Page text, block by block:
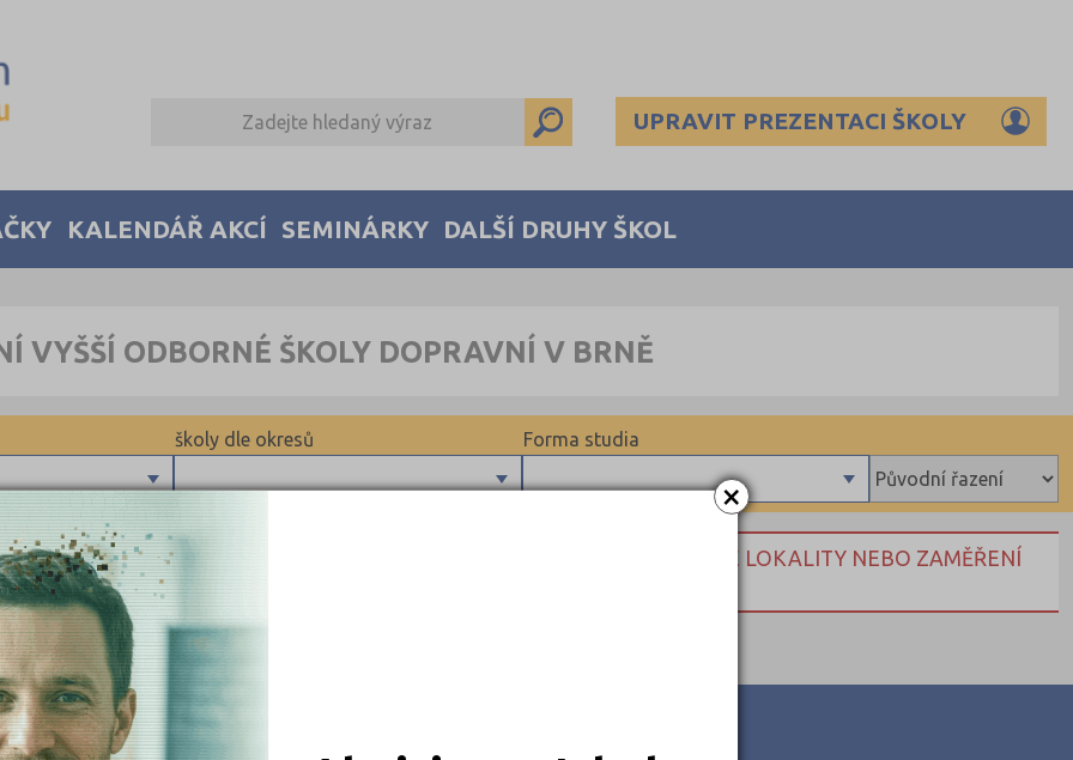
×
UPRAVIT PREZENTACI ŠKOLY
KALENDÁŘ AKCÍ SEMINÁRKY DALŠÍ DRUHY ŠKOL
VYŠŠÍ ODBORNÉ ŠKOLY DOPRAVNÍ V BRNĚ
Forma studia
školy dle okresů
ZÁZNAMY, PŘEFORMULUJTE PROSÍM VÁŠ DOTAZ NEBO HLEDEJTE DLE LOKALITY NEBO ZAMĚŘENÍ